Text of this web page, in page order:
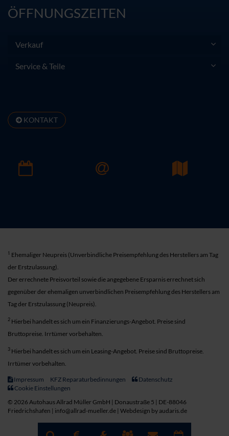
ÖFFNUNGSZEITEN
Verkauf
Service & Teile
KONTAKT
1 Ehemaliger Neupreis (Unverbindliche Preisempfehlung des Herstellers am Tag
der Erstzulassung).
Der errechnete Preisvorteil sowie die angegebene Ersparnis errechnet sich
gegenüber der ehemaligen unverbindlichen Preisempfehlung des Herstellers am
Tag der Erstzulassung (Neupreis).
2 Hierbei handelt es sich um ein Finanzierungs-Angebot. Preise sind
Bruttopreise. Irrtümer vorbehalten.
3 Hierbei handelt es sich um ein Leasing-Angebot. Preise sind Bruttopreise.
Irrtümer vorbehalten.
Impressum KFZ Reparaturbedinnungen
Datenschutz
Cookie Einstellungen
© 2026 Autohaus Allrad Müller GmbH | Donaustraße 5 | DE-88046
Friedrichshafen | info@allrad-mueller.de | Webdesign by audaris.de